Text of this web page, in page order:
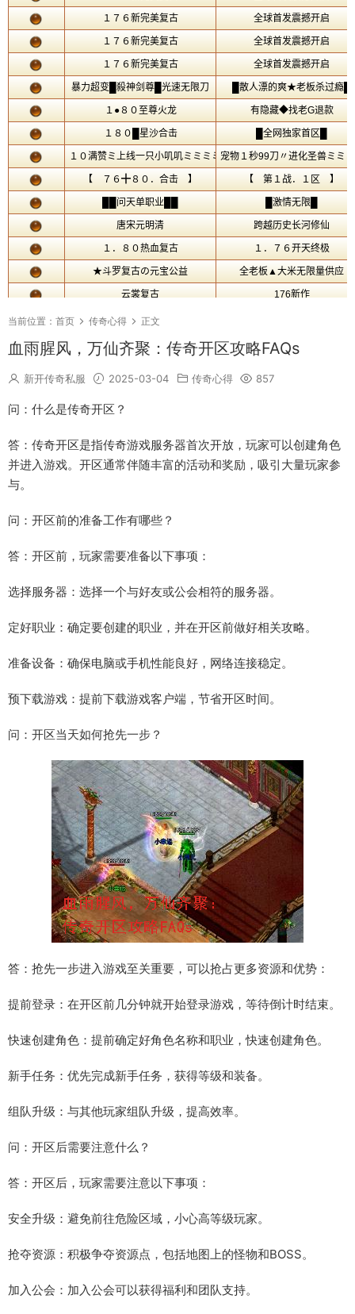
当前位置： 首页 传奇心得 正文
血雨腥风，万仙齐聚：传奇开区攻略FAQs
新开传奇私服 2025-03-04 传奇心得 857
问：什么是传奇开区？
答：传奇开区是指传奇游戏服务器首次开放，玩家可以创建角色
并进入游戏。开区通常伴随丰富的活动和奖励，吸引大量玩家参
与。
问：开区前的准备工作有哪些？
答：开区前，玩家需要准备以下事项：
选择服务器：选择一个与好友或公会相符的服务器。
定好职业：确定要创建的职业，并在开区前做好相关攻略。
准备设备：确保电脑或手机性能良好，网络连接稳定。
预下载游戏：提前下载游戏客户端，节省开区时间。
问：开区当天如何抢先一步？
答：抢先一步进入游戏至关重要，可以抢占更多资源和优势：
提前登录：在开区前几分钟就开始登录游戏，等待倒计时结束。
快速创建角色：提前确定好角色名称和职业，快速创建角色。
新手任务：优先完成新手任务，获得等级和装备。
组队升级：与其他玩家组队升级，提高效率。
问：开区后需要注意什么？
答：开区后，玩家需要注意以下事项：
安全升级：避免前往危险区域，小心高等级玩家。
抢夺资源：积极争夺资源点，包括地图上的怪物和BOSS。
加入公会：加入公会可以获得福利和团队支持。